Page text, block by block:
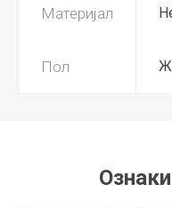
Материјал
Пол